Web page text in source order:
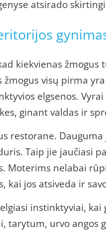
atsirado
kiekvienas
žmogus visų pirma
elgsenos.
ginant valdas ir
restorane.
Taip jie jaučiasi
Moterims nelabai
kai jos atsiveda ir
instinktyviai,
tarytum, urvo angos